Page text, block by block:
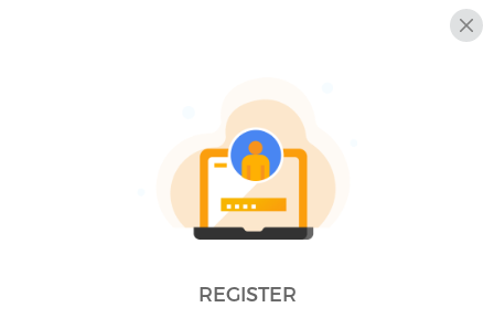
REGISTER